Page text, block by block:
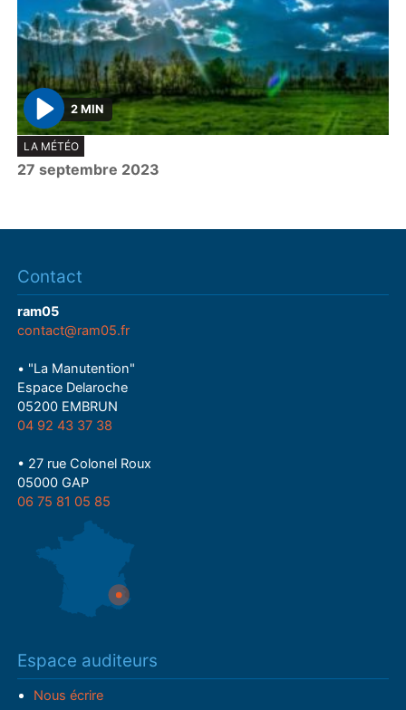
P
l
a
2 MIN
LA MÉTÉO
27 septembre 2023
Contact
ram05
contact@ram05.fr
• "La Manutention"
Espace Delaroche
05200 EMBRUN
04 92 43 37 38
• 27 rue Colonel Roux
05000 GAP
06 75 81 05 85
Espace auditeurs
Nous écrire